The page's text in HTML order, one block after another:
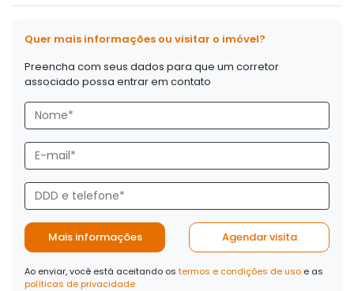
Quer mais informações ou visitar o imóvel?
Preencha com seus dados para que um corretor
associado possa entrar em contato
Mais informações Agendar visita
Ao enviar, você está aceitando os termos e condições de uso e as
políticas de privacidade